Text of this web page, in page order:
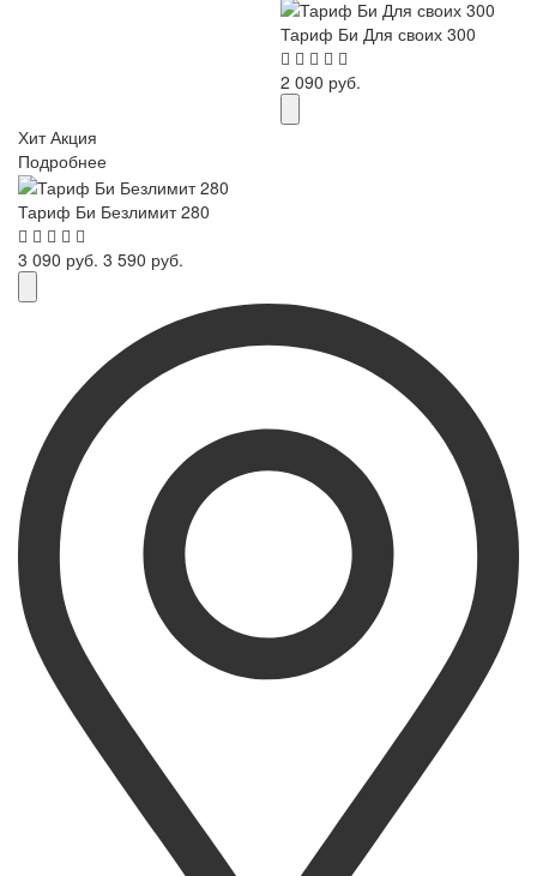
Тариф Би Для своих 300
2 090 руб.
Хит Акция
Подробнее
Тариф Би Безлимит 280
3 090 руб. 3 590 руб.